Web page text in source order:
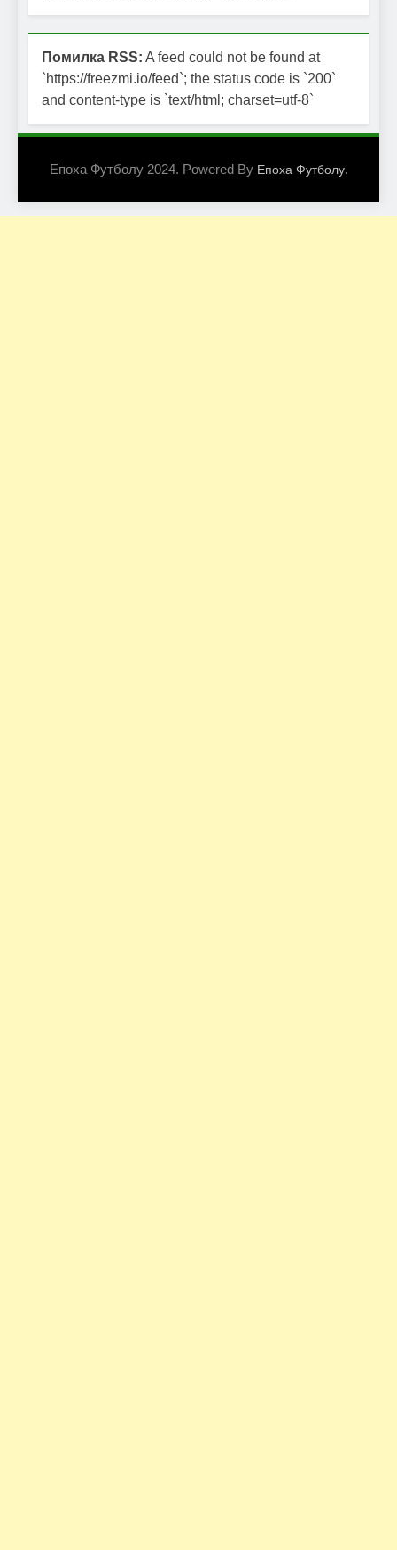
Помилка RSS: A feed could not be found at
`https://freezmi.io/feed`; the status code is `200`
and content-type is `text/html; charset=utf-8`
Епоха Футболу 2024. Powered By Епоха Футболу.